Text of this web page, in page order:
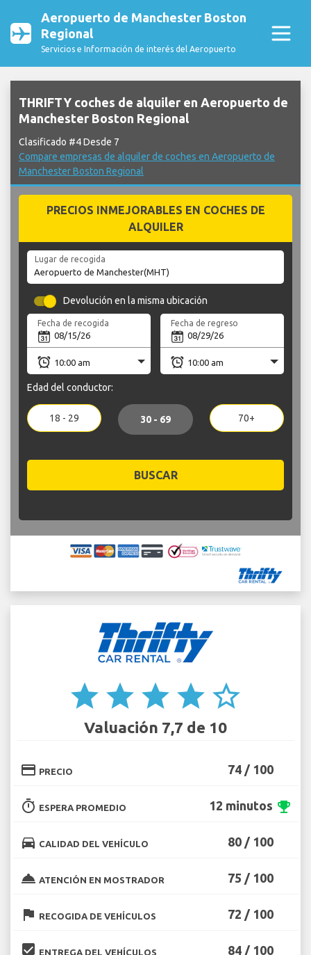
Aeropuerto de Manchester Boston
Regional
Servicios e Información de interés del Aeropuerto
THRIFTY coches de alquiler en Aeropuerto de
Manchester Boston Regional
Clasificado #4 Desde 7
Compare empresas de alquiler de coches en Aeropuerto de
Manchester Boston Regional
PRECIOS INMEJORABLES EN COCHES DE
ALQUILER
Lugar de recogida
Devolución en la misma ubicación
Fecha de recogida Fecha de regreso
Edad del conductor:
18 - 29 30 - 69 70+
BUSCAR
star star star star star_border
Valuación 7,7 de 10
credit_card PRECIO 74 / 100
timer ESPERA PROMEDIO 12 minutos emoji_events
directions_car CALIDAD DEL VEHÍCULO 80 / 100
room_service ATENCIÓN EN MOSTRADOR 75 / 100
flag RECOGIDA DE VEHÍCULOS 72 / 100
beenhere ENTREGA DEL VEHÍCULOS 84 / 100